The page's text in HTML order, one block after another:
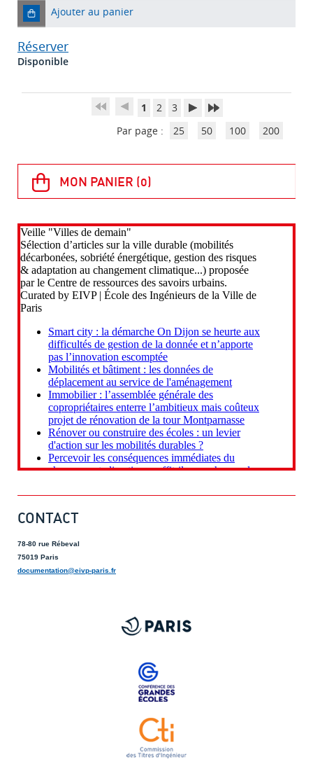
Ajouter au panier
Réserver
Disponible
1 2
3
Par page :
25 50 100 200
CONTACT
78-80 rue Rébeval
75019 Paris
documentation@eivp-paris.fr